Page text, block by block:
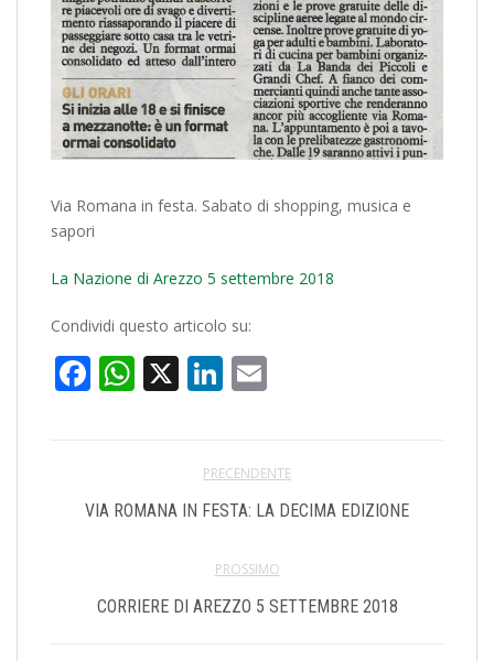
Via Romana in festa. Sabato di shopping, musica e
sapori
La Nazione di Arezzo 5 settembre 2018
Condividi questo articolo su:
Facebook
WhatsApp
X LinkedIn
PRECENDENTE
VIA ROMANA IN FESTA: LA DECIMA EDIZIONE
PROSSIMO
CORRIERE DI AREZZO 5 SETTEMBRE 2018